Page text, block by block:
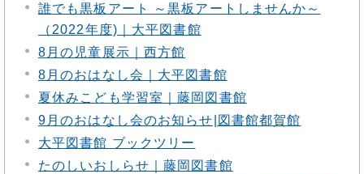
誰でも黒板アート ～黒板アートしませんか～
（2022年度)｜大平図書館
8月の児童展示｜西方館
8月のおはなし会｜大平図書館
夏休みこども学習室｜藤岡図書館
9月のおはなし会のお知らせ|図書館都賀館
大平図書館 ブックツリー
たのしいおしらせ｜藤岡図書館